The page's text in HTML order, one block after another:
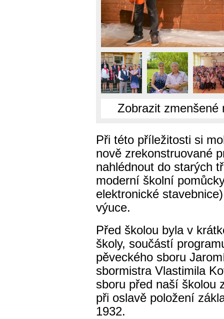
Zobrazit zmenšené
Při této příležitosti si
nově zrekonstruované
nahlédnout do starých
moderní školní
elektronické
výuce.
Před školou byla v
školy, součástí
pěveckého sboru
sbormistra Vlastimila
sboru před naší školou
při oslavě položení
1932.